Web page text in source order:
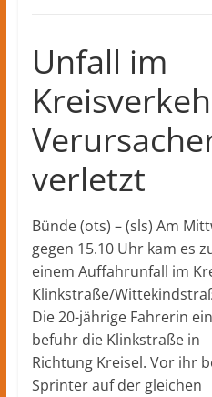
Unfall im
verletzt
Bünde (ots) – (sls) Am
gegen 15.10 Uhr kam es
einem Auffahrunfall im
Klinkstraße/
Die 20-jährige Fahrerin
befuhr die Klinkstraße in
Richtung Kreisel. Vor ihr
Sprinter auf der gleichen